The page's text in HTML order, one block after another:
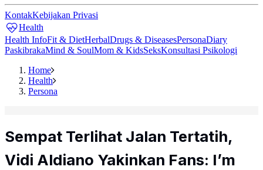
KontakKebijakan Privasi
Health
Health InfoFit & DietHerbalDrugs & DiseasesPersonaDiary
PaskibrakaMind & SoulMom & KidsSeksKonsultasi Psikologi
Home
Health
Persona
Sempat Terlihat Jalan Tertatih,
Vidi Aldiano Yakinkan Fans: I’m